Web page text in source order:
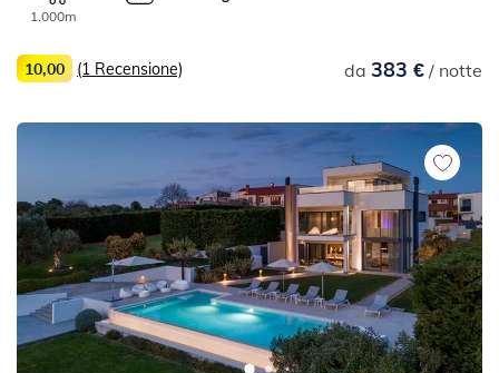
1.000m
da 383 €/ notte
10,00 (1 Recensione)